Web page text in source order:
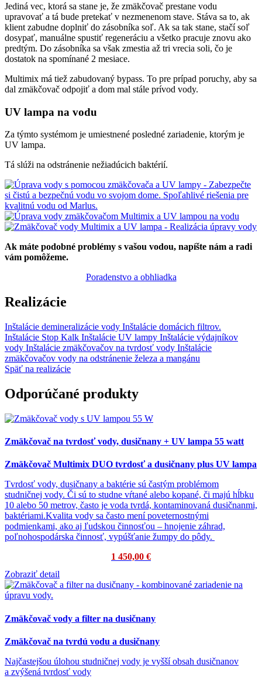
Jediná vec, ktorá sa stane je, že zmäkčovač prestane vodu
upravovať a tá bude pretekať v nezmenenom stave. Stáva sa to, ak
klient zabudne doplniť do zásobníka soľ. Ak sa tak stane, stačí soľ
dosypať, manuálne spustiť regeneráciu a všetko pracuje znovu ako
predtým. Do zásobníka sa však zmestia až tri vrecia soli, čo je
dostatok na spomínané 2 mesiace.
Multimix má tiež zabudovaný bypass. To pre prípad poruchy, aby sa
dal zmäkčovač odpojiť a dom mal stále prívod vody.
UV lampa na vodu
Za týmto systémom je umiestnené posledné zariadenie, ktorým je
UV lampa.
Tá slúži na odstránenie nežiadúcich baktérií.
Ak máte podobné problémy s vašou vodou, napíšte nám a radi
vám pomôžeme.
Poradenstvo a obhliadka
Realizácie
Inštalácie demineralizácie vody Inštalácie domácich filtrov.
Inštalácie Stop Kalk Inštalácie UV lampy Inštalácie výdajníkov
vody Inštalácie zmäkčovačov na tvrdosť vody Inštalácie
zmäkčovačov vody na odstránenie železa a mangánu
Späť na realizácie
Odporúčané produkty
Zmäkčovač na tvrdosť vody, dusičnany + UV lampa 55 watt
Zmäkčovač Multimix DUO tvrdosť a dusičnany plus UV lampa
Tvrdosť vody, dusičnany a baktérie sú častým problémom
studničnej vody. Či sú to studne vŕtané alebo kopané, či majú hĺbku
10 alebo 50 metrov, často je voda tvrdá, kontaminovaná dusičnanmi,
baktériami.Kvalita vody sa často mení poveternostnými
podmienkami, ako aj ľudskou činnosťou – hnojenie záhrad,
poľnohospodárska činnosť, vypúšťanie žumpy do pôdy.
1 450,00 €
Zobraziť detail
Zmäkčovač vody a filter na dusičnany
Zmäkčovač na tvrdú vodu a dusičnany
Najčastejšou úlohou studničnej vody je vyšší obsah dusičnanov
a zvýšená tvrdosť vody